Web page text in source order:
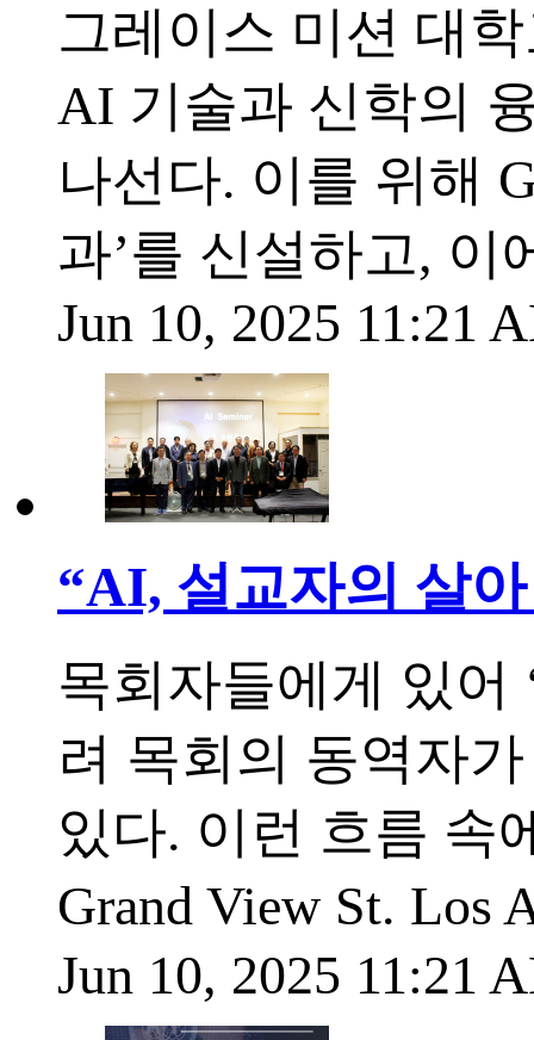
그레이스 미션 대
AI 기술과 신학의
나선다. 이를 위해
과’를 신설하고, 이
Jun 10, 2025 11:21
“AI, 설교자의 살
목회자들에게 있어
려 목회의 동역자
있다. 이런 흐름 속
Grand View St.
Jun 10, 2025 11:21